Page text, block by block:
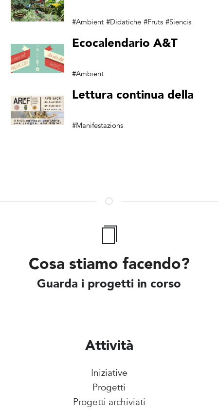
#Ambient #Didatiche #Fruts #Siencis
Ecocalendario A&T
#Ambient
Lettura continua della
#Manifestazions
Cosa stiamo facendo?
Guarda i progetti in corso
Attività
Iniziative
Progetti
Progetti archiviati